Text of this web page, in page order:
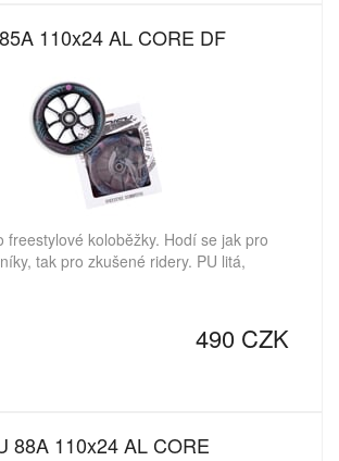
110x24 AL CORE DF
freestylové koloběžky. Hodí se jak pro
tak pro zkušené ridery. PU litá,
490 CZK
88A 110x24 AL CORE